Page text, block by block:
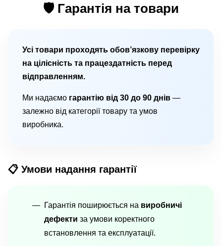
🛡 Гарантія на товари
Усі товари проходять обов’язкову перевірку
на цілісність та працездатність перед
відправленням.
Ми надаємо гарантію від 30 до 90 днів —
залежно від категорії товару та умов
виробника.
📋 Умови надання гарантії
Гарантія поширюється на виробничі
дефекти за умови коректного
встановлення та експлуатації.